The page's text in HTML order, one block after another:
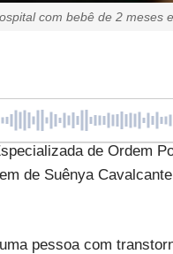
com bebê de 2 meses
de Ordem
de Suênya
pessoa com